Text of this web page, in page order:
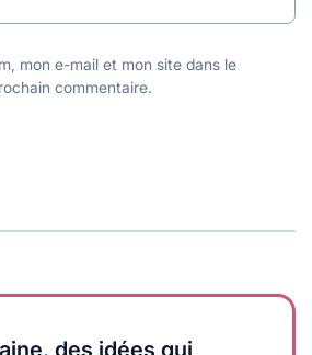
mon e-mail et mon site dans le
commentaire.
des idées qui